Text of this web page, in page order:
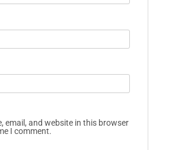
email, and website in this browser
I comment.